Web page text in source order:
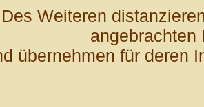
Des Weiteren
angebrachten
übernehmen für deren